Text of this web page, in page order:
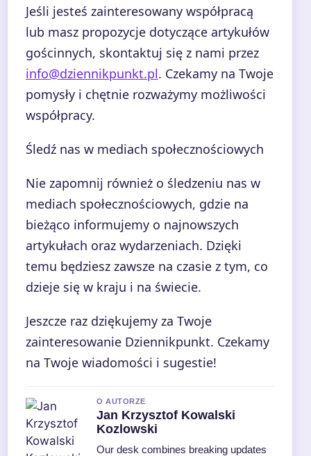
Jeśli jesteś zainteresowany współpracą
lub masz propozycje dotyczące artykułów
gościnnych, skontaktuj się z nami przez
info@dziennikpunkt.pl. Czekamy na Twoje
pomysły i chętnie rozważymy możliwości
współpracy.
Śledź nas w mediach społecznościowych
Nie zapomnij również o śledzeniu nas w
mediach społecznościowych, gdzie na
bieżąco informujemy o najnowszych
artykułach oraz wydarzeniach. Dzięki
temu będziesz zawsze na czasie z tym, co
dzieje się w kraju i na świecie.
Jeszcze raz dziękujemy za Twoje
zainteresowanie Dziennikpunkt. Czekamy
na Twoje wiadomości i sugestie!
O AUTORZE
Jan Krzysztof Kowalski
Kozlowski
Our desk combines breaking updates